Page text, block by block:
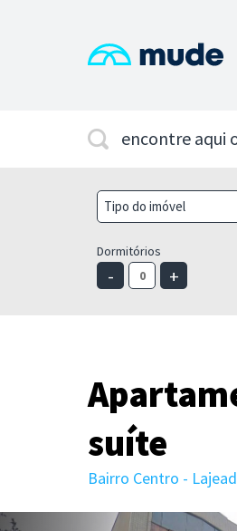
encontre aqui
Tipo do imóvel
Dormitórios
- +
suíte
Bairro Centro -